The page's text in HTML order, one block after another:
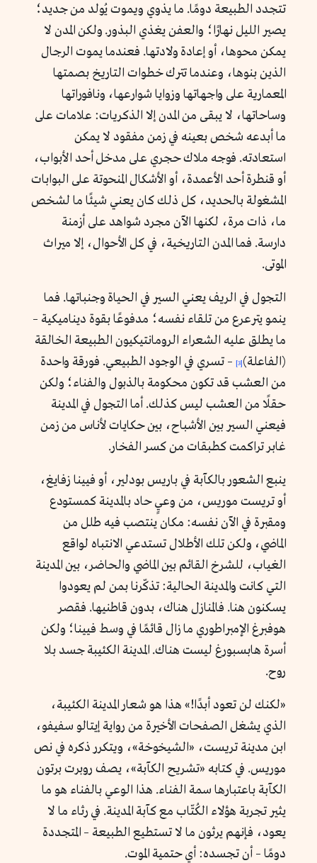
تتجدد الطبيعة دومًا. ما يذوي ويموت يُولد من جديد؛
يصير الليل نهارًا؛ والعفن يغذي البذور. ولكن المدن لا
يمكن محوها، أو إعادة ولادتها. فعندما يموت الرجال
الذين بنوها، وعندما تترك خطوات التاريخ بصمتها
المعمارية على واجهاتها وزوايا شوارعها، ونافوراتها
وساحاتها، لا يبقى من المدن إلا الذكريات: علامات على
ما أبدعه شخص بعينه في زمن مفقود لا يمكن
استعادته. فوجه ملاك حجري على مدخل أحد الأبواب،
أو قنطرة أحد الأعمدة، أو الأشكال المنحوتة على البوابات
المشغولة بالحديد، كل ذلك كان يعني شيئًا ما لشخص
ما، ذات مرة، لكنها الآن مجرد شواهد على أزمنة
دارسة. فما المدن التاريخية، في كل الأحوال، إلا ميراث
الموتى.
التجول في الريف يعني السير في الحياة وجنباتها. فما
ينمو يترعرع من تلقاء نفسه؛ مدفوعًا بقوة ديناميكية –
ما يطلق عليه الشعراء الرومانتيكيون الطبيعة الخالقة
(الفاعلة)[3]
– تسري في الوجود الطبيعي. فورقة واحدة
من العشب قد تكون محكومة بالذبول والفناء؛ ولكن
حقلًا من العشب ليس كذلك. أما التجول في المدينة
فيعني السير بين الأشباح، بين حكايات لأناس من زمن
غابر تراكمت كطبقات من كسر الفخار.
ينبع الشعور بالكآبة في باريس بودلير، أو فيينا زفايغ،
أو تريست موريس، من وعيٍ حاد بالمدينة كمستودع
ومقبرة في الآن نفسه: مكان ينتصب فيه طلل من
الماضي، ولكن تلك الأطلال تستدعي الانتباه لواقع
الغياب، للشرخ القائم بين الماضي والحاضر، بين المدينة
التي كانت والمدينة الحالية: تذكّرنا بمن لم يعودوا
يسكنون هنا. فالمنازل هناك، بدون قاطنيها. فقصر
هوفبرغ الإمبراطوري ما زال قائمًا في وسط فيينا؛ ولكن
أسرة هابسبورغ ليست هناك. المدينة الكئيبة جسد بلا
روح.
«لكنك لن تعود أبدًا!» هذا هو شعار المدينة الكئيبة،
الذي يشغل الصفحات الأخيرة من رواية إيتالو سفيفو،
ابن مدينة تريست، «الشيخوخة»، ويتكرر ذكره في نص
موريس. في كتابه «تشريح الكآبة»، يصف روبرت برتون
الكآبة باعتبارها سمة الفناء. هذا الوعي بالفناء هو ما
يثير تجربة هؤلاء الكُتّاب مع كآبة المدينة. في رثاء ما لا
يعود، فإنهم يرثون ما لا تستطيع الطبيعة – المتجددة
دومًا – أن تجسده: أي حتمية الموت.